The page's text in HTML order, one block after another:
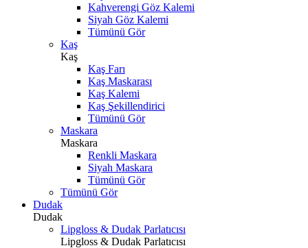
Kahverengi Göz Kalemi
Siyah Göz Kalemi
Tümünü Gör
Kaş
Kaş
Kaş Farı
Kaş Maskarası
Kaş Kalemi
Kaş Şekillendirici
Tümünü Gör
Maskara
Maskara
Renkli Maskara
Siyah Maskara
Tümünü Gör
Tümünü Gör
Dudak
Dudak
Lipgloss & Dudak Parlatıcısı
Lipgloss & Dudak Parlatıcısı